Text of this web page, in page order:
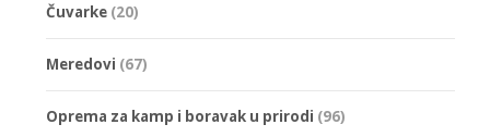
Čuvarke (20)
Meredovi (67)
Oprema za kamp i boravak u prirodi (96)